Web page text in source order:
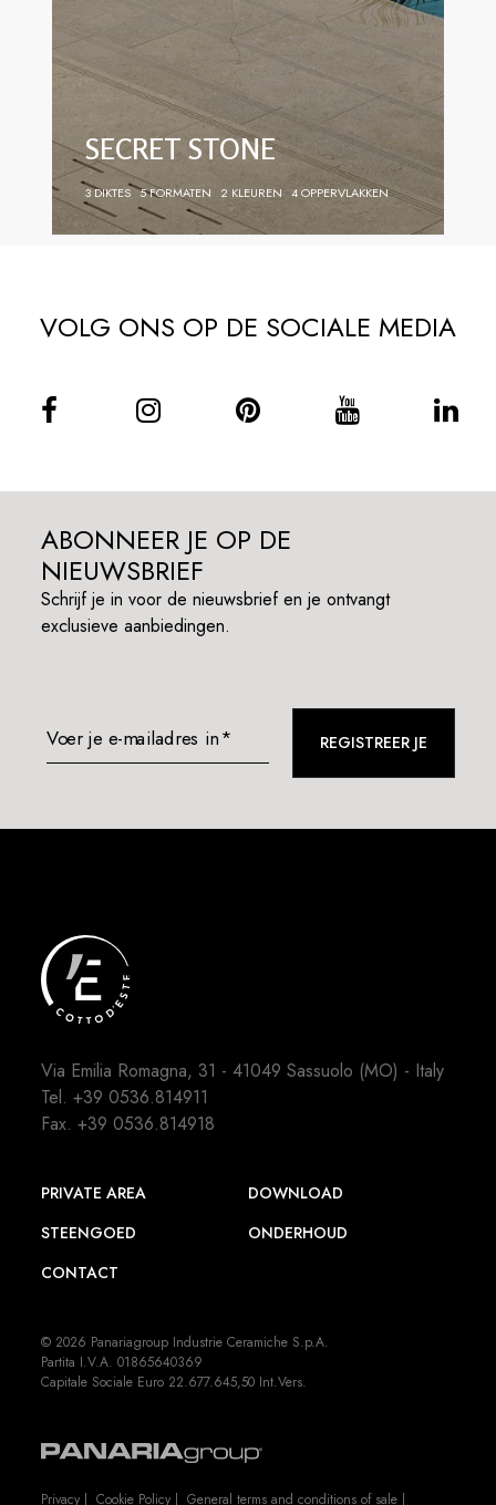
SECRET STONE
3 DIKTES 5 FORMATEN 2 KLEUREN 4 OPPERVLAKKEN
VOLG ONS OP DE SOCIALE MEDIA
ABONNEER JE OP DE
NIEUWSBRIEF
Schrijf je in voor de nieuwsbrief en je ontvangt
exclusieve aanbiedingen.
Voer je e-mailadres in* REGISTREER JE
Via Emilia Romagna, 31 - 41049 Sassuolo (MO) - Italy
Tel.+39 0536.814911
Fax. +39 0536.814918
PRIVATE AREA
DOWNLOAD
STEENGOED
ONDERHOUD
CONTACT
© 2026 Panariagroup Industrie Ceramiche S.p.A.
Partita I.V.A. 01865640369
Capitale Sociale Euro 22.677.645,50 Int.Vers.
Privacy |Cookie Policy |General terms and conditions of sale |